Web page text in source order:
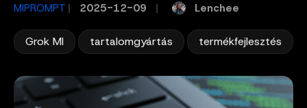
MIPROMPT / 2025-12-09 Lenchee
Grok MI tartalomgyártás termékfejlesztés